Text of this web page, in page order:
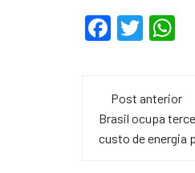
F
e
b
T
er s
A
p
de
Post anterior
Brasil ocupa
custo de energia